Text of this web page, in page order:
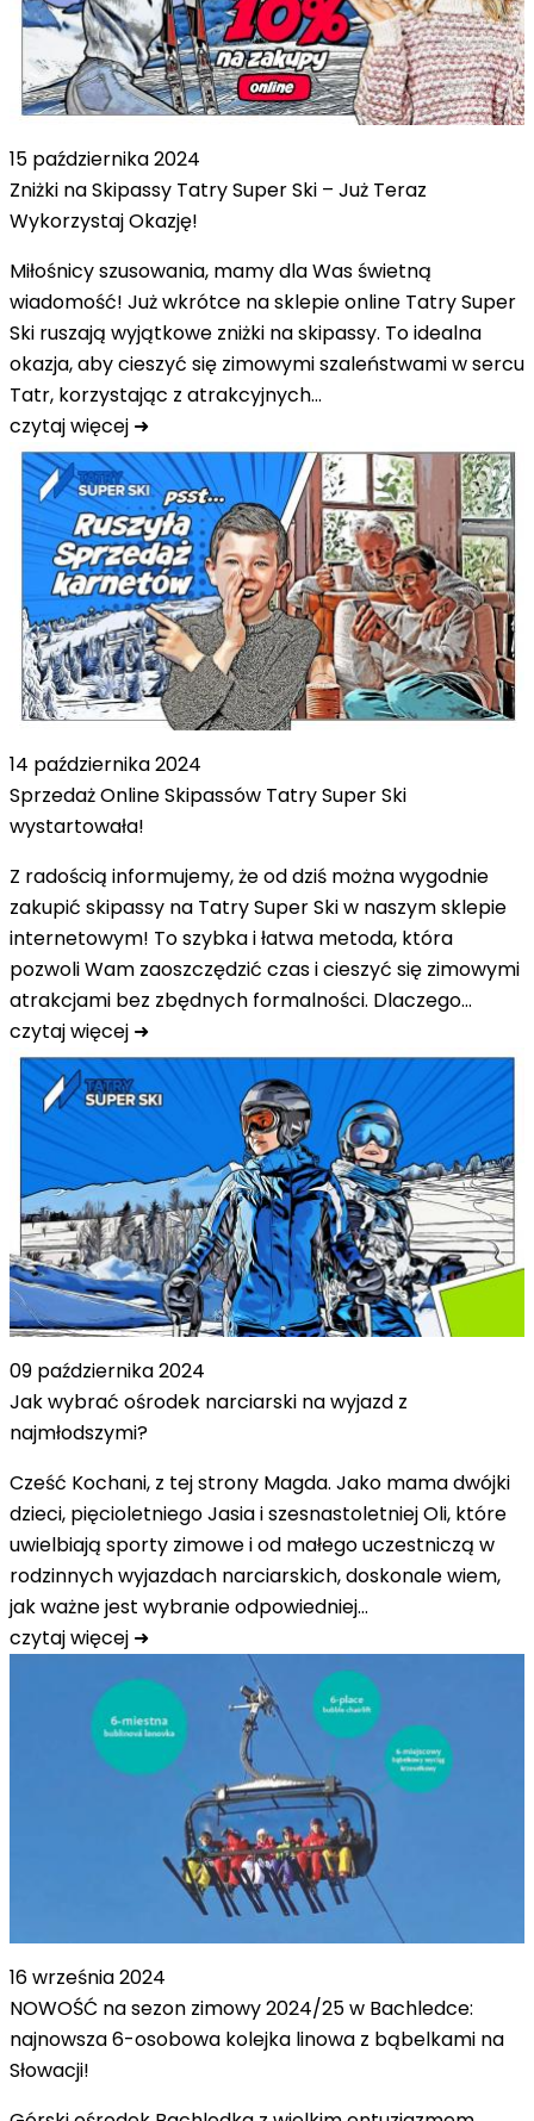
15 października 2024
Zniżki na Skipassy Tatry Super Ski – Już Teraz
Wykorzystaj Okazję!
Miłośnicy szusowania, mamy dla Was świetną
wiadomość! Już wkrótce na sklepie online Tatry Super
Ski ruszają wyjątkowe zniżki na skipassy. To idealna
okazja, aby cieszyć się zimowymi szaleństwami w sercu
Tatr, korzystając z atrakcyjnych…
czytaj więcej ➜
14 października 2024
Sprzedaż Online Skipassów Tatry Super Ski
wystartowała!
Z radością informujemy, że od dziś można wygodnie
zakupić skipassy na Tatry Super Ski w naszym sklepie
internetowym! To szybka i łatwa metoda, która
pozwoli Wam zaoszczędzić czas i cieszyć się zimowymi
atrakcjami bez zbędnych formalności. Dlaczego…
czytaj więcej ➜
09 października 2024
Jak wybrać ośrodek narciarski na wyjazd z
najmłodszymi?
Cześć Kochani, z tej strony Magda. Jako mama dwójki
dzieci, pięcioletniego Jasia i szesnastoletniej Oli, które
uwielbiają sporty zimowe i od małego uczestniczą w
rodzinnych wyjazdach narciarskich, doskonale wiem,
jak ważne jest wybranie odpowiedniej…
czytaj więcej ➜
16 września 2024
NOWOŚĆ na sezon zimowy 2024/25 w Bachledce:
najnowsza 6-osobowa kolejka linowa z bąbelkami na
Słowacji!